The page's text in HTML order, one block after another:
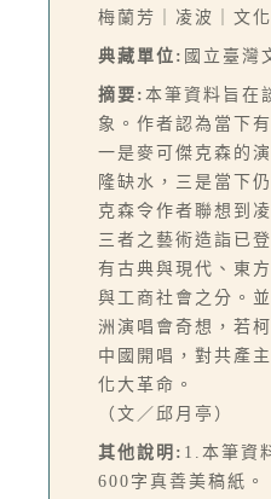
梅蘭芳｜凌波｜文
典藏單位: 國立臺灣
摘要: 本筆資料旨在
象。作者認為當下
一是麥可傑克森的
隆缺水，三是當下
克森令作者聯想到
三者之藝術造詣已
有古典與現代、東
與工商社會之分。
洲演唱會奇想，若
中國開唱，對共產
化大革命。
（文／邱月亭）
其他說明: 1.本筆資
600字真善美稿紙。